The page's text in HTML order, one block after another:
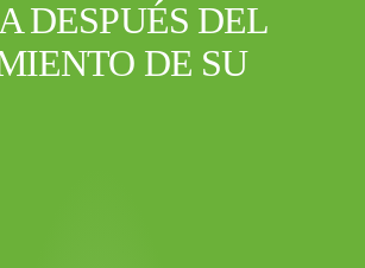
DESPUÉS DEL
DE SU